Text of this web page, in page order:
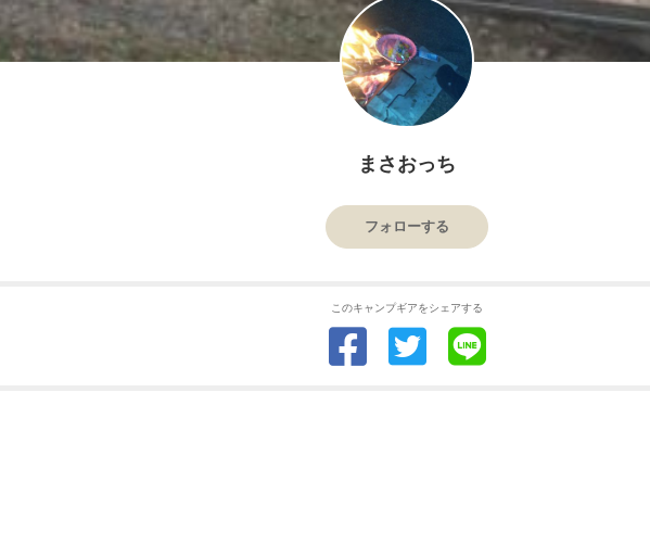
まさおっち
フォローする
このキャンプギアをシェアする